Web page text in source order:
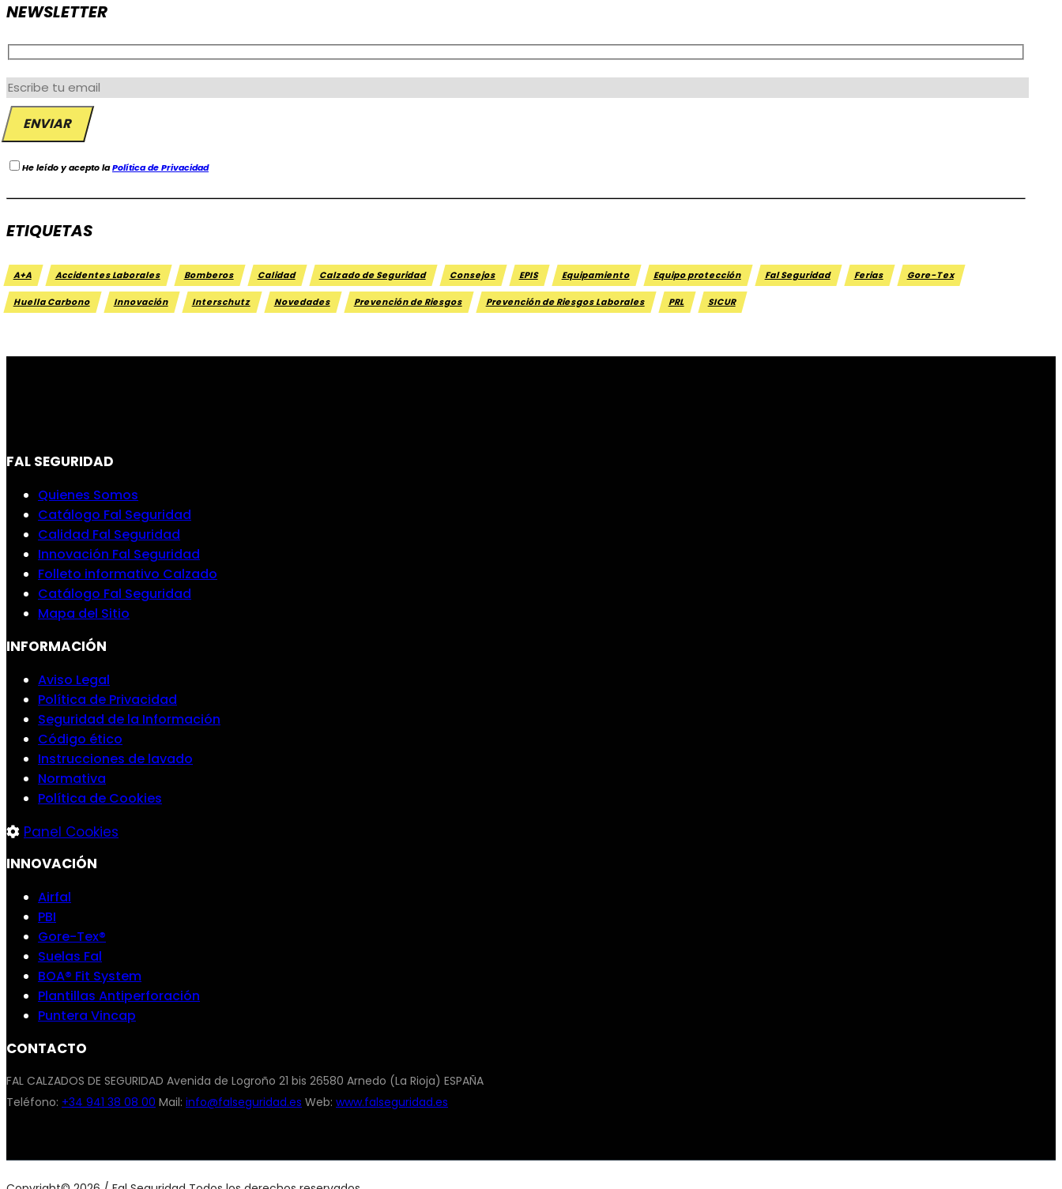
NEWSLETTER
He leído y acepto laPolítica de Privacidad
ETIQUETAS
A+A Accidentes Laborales Bomberos Calidad Calzado de Seguridad Consejos EPIS Equipamiento Equipo protección Fal Seguridad Ferias Gore-Tex
Huella Carbono Innovación Interschutz Novedades Prevención de Riesgos Prevención de Riesgos Laborales PRL SICUR
FAL SEGURIDAD
Quienes Somos
Catálogo Fal Seguridad
Calidad Fal Seguridad
Innovación Fal Seguridad
Folleto informativo Calzado
Catálogo Fal Seguridad
Mapa del Sitio
INFORMACIÓN
Aviso Legal
Política de Privacidad
Seguridad de la Información
Código ético
Instrucciones de lavado
Normativa
Política de Cookies
Panel Cookies
INNOVACIÓN
Airfal
PBI
Gore-Tex®
Suelas Fal
BOA® Fit System
Plantillas Antiperforación
Puntera Vincap
CONTACTO
FAL CALZADOS DE SEGURIDAD Avenida de Logroño 21 bis 26580 Arnedo (La Rioja) ESPAÑA
Teléfono: +34 941 38 08 00 Mail: info@falseguridad.es Web: www.falseguridad.es